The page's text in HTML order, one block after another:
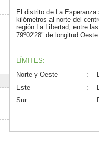
El distrito de La
kilómetros al norte del
región La Libertad, entre
79º02'28" de longitud
LÍMITES:
Norte y Oeste
:
Este
:
Sur
: